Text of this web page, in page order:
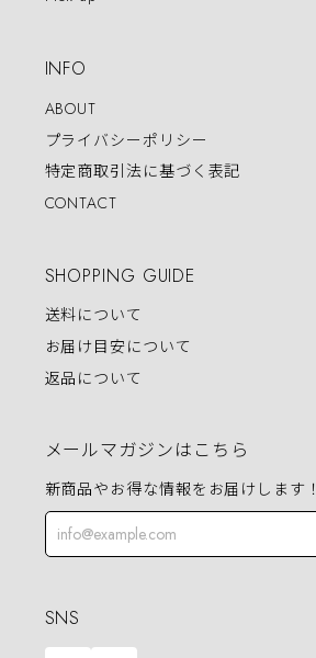
INFO
ABOUT
プライバシーポリシー
特定商取引法に基づく表記
CONTACT
SHOPPING GUIDE
送料について
お届け目安について
返品について
メールマガジンはこちら
新商品やお得な情報をお届けします！
SNS